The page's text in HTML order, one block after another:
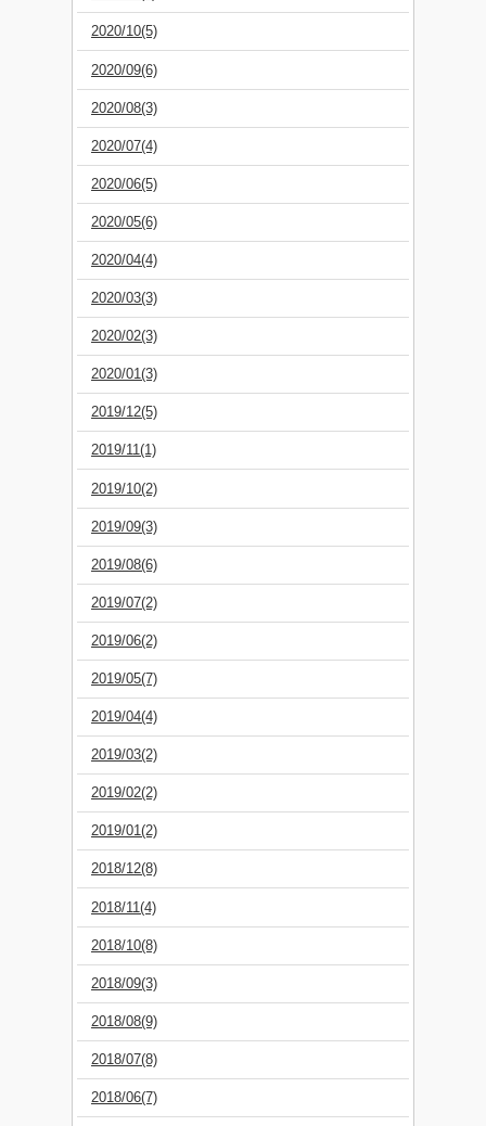
2020/10(5)
2020/09(6)
2020/08(3)
2020/07(4)
2020/06(5)
2020/05(6)
2020/04(4)
2020/03(3)
2020/02(3)
2020/01(3)
2019/12(5)
2019/11(1)
2019/10(2)
2019/09(3)
2019/08(6)
2019/07(2)
2019/06(2)
2019/05(7)
2019/04(4)
2019/03(2)
2019/02(2)
2019/01(2)
2018/12(8)
2018/11(4)
2018/10(8)
2018/09(3)
2018/08(9)
2018/07(8)
2018/06(7)